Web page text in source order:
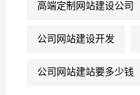
高端定制网站建设公司
公司网站建设开发
公司网站建站要多少钱